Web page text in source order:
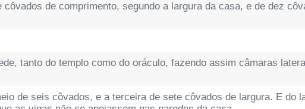
de comprimento, segundo a largura da casa, e de dez
tanto do templo como do oráculo, fazendo assim câmaras
de seis côvados, e a terceira de sete côvados de largura. E do